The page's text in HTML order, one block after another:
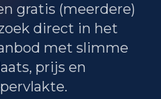
3.525
diensten
gratis (meerdere)
direct in het
met slimme
prijs en